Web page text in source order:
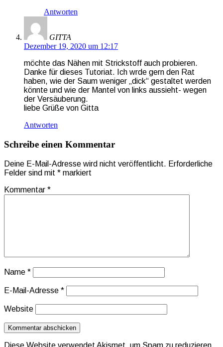
Antworten
GITTA
Dezember 19, 2020 um 12:17
möchte das Nähen mit Strickstoff auch probieren.
Danke für dieses Tutoriat. Ich wrde gern den Rat
haben, wie der Saum weniger „dick“ gestaltet werden
könnte und wie der Mantel von links aussieht- wegen
der Versäuberung.
liebe Grüße von Gitta
Antworten
Schreibe einen Kommentar
Deine E-Mail-Adresse wird nicht veröffentlicht. Erforderliche
Felder sind mit * markiert
Kommentar *
Name *
E-Mail-Adresse *
Website
Diese Website verwendet Akismet, um Spam zu reduzieren.